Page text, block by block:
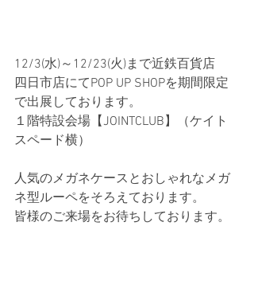
12/3(水)～12/23(火)まで近鉄百貨店
四日市店にてPOP UP SHOPを期間限定
で出展しております。
１階特設会場【JOINTCLUB】（ケイト
スペード横）
人気のメガネケースとおしゃれなメガ
ネ型ルーペをそろえております。
皆様のご来場をお待ちしております。